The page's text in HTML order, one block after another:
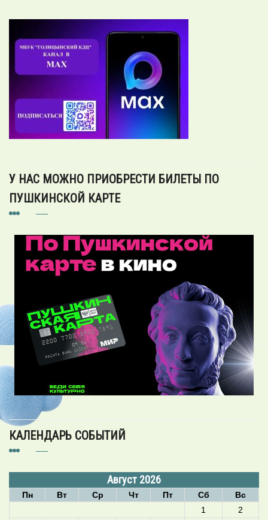
У НАС МОЖНО ПРИОБРЕСТИ БИЛЕТЫ ПО
ПУШКИНСКОЙ КАРТЕ
КАЛЕНДАРЬ СОБЫТИЙ
Август 2026
Пн Вт Ср Чт Пт Сб
Вс
1
2